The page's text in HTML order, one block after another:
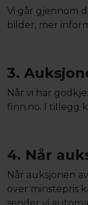
Vi går gjennom
bilder, mer
3.
Når vi har
finn.no. I tillegg
4. Når
Når auksjonen
over minstepris